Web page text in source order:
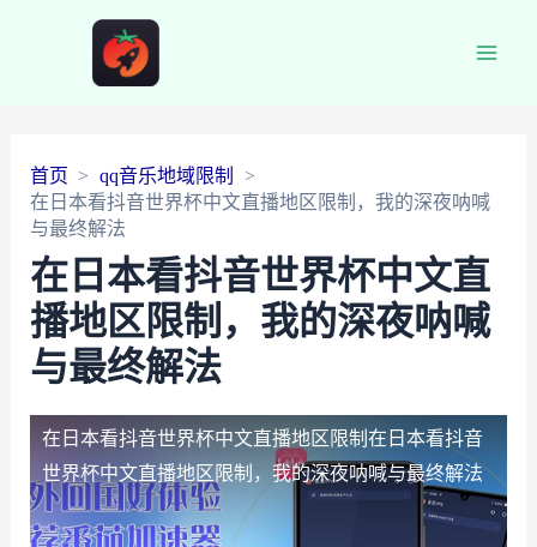
首页
qq音乐地域限制
在日本看抖音世界杯中文直播地区限制，我的深夜呐喊
与最终解法
在日本看抖音世界杯中文直
播地区限制，我的深夜呐喊
与最终解法
在日本看抖音世界杯中文直播地区限制 在日本看抖音
世界杯中文直播地区限制，我的深夜呐喊与最终解法